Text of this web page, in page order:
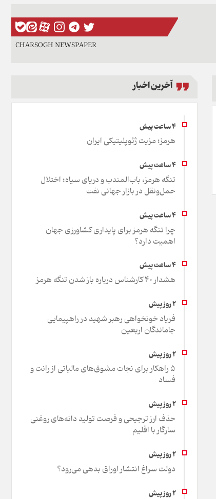
CHARSOGH NEWSPAPER
آخرین اخبار
هرمز؛ مزیت ژئوپلیتیکی ایران
تنگه هرمز، باب‌المندب و دریای سیاه؛ اختلال
حمل‌ونقل در بازار جهانی نفت
چرا تنگه هرمز برای پایداری کشاورزی جهان
اهمیت دارد؟
هشدار 40 کارشناس درباره باز شدن تنگه هرمز
فریاد خونخواهی رهبر شهید در راهپیمایی
جاماندگان اربعین
۵ راهکار برای نجات مشوق‌های مالیاتی از رانت و
فساد
حذف ارز ترجیحی و فرصت تولید دانه‌های روغنی
سازگار با اقلیم
دولت سراغ انتشار اوراق بدهی می‌رود؟